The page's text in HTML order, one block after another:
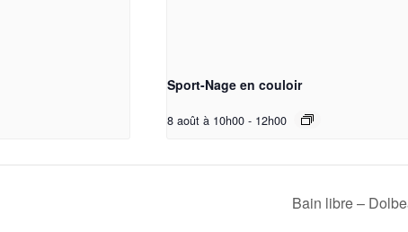
Sport-Nage en couloir
8 août à 10h00 - 12h00
Bain libre –